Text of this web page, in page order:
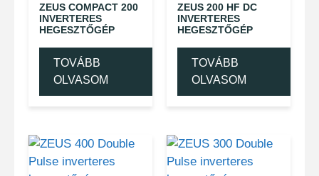
ZEUS COMPACT 200
INVERTERES
HEGESZTŐGÉP
TOVÁBB
OLVASOM
ZEUS 200 HF DC
INVERTERES
HEGESZTŐGÉP
TOVÁBB
OLVASOM